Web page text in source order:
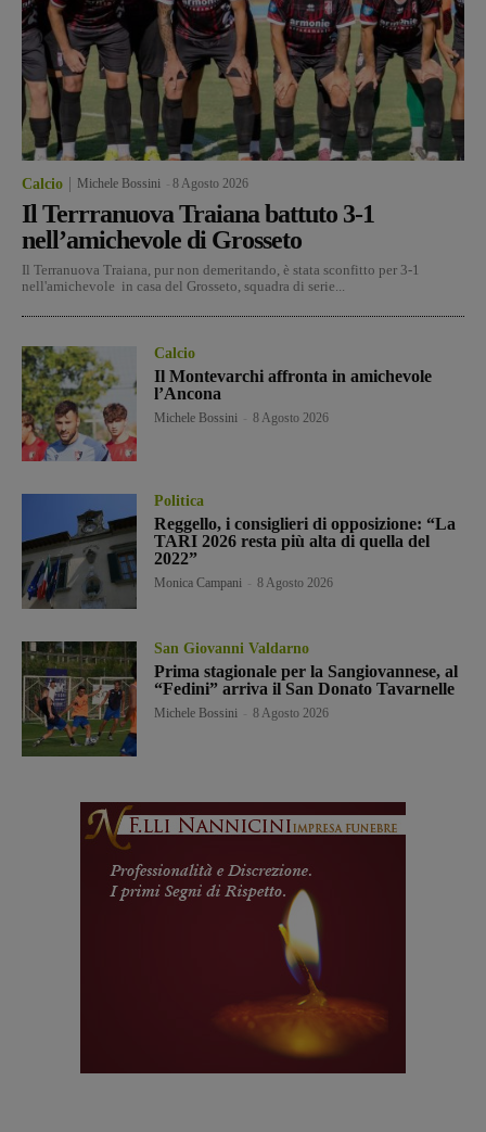
Calcio Michele Bossini 8 Agosto 2026
Il Terrranuova Traiana battuto 3-1
nell’amichevole di Grosseto
Il Terranuova Traiana, pur non demeritando, è stata sconfitto per 3-1
nell'amichevole in casa del Grosseto, squadra di serie...
Calcio
Il Montevarchi affronta in amichevole
l’Ancona
Michele Bossini 8 Agosto 2026
Politica
Reggello, i consiglieri di opposizione: “La
TARI 2026 resta più alta di quella del
2022”
Monica Campani 8 Agosto 2026
San Giovanni Valdarno
Prima stagionale per la Sangiovannese, al
“Fedini” arriva il San Donato Tavarnelle
Michele Bossini 8 Agosto 2026